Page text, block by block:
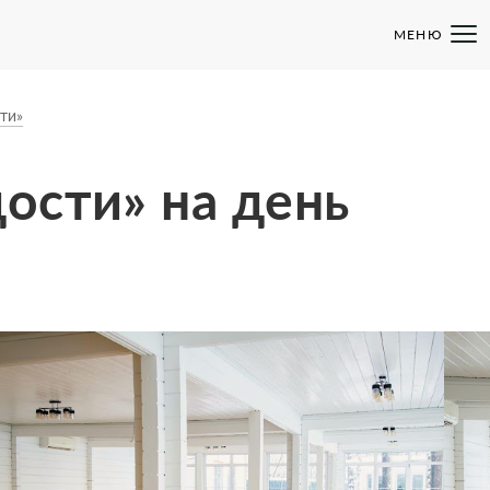
МЕНЮ
на день